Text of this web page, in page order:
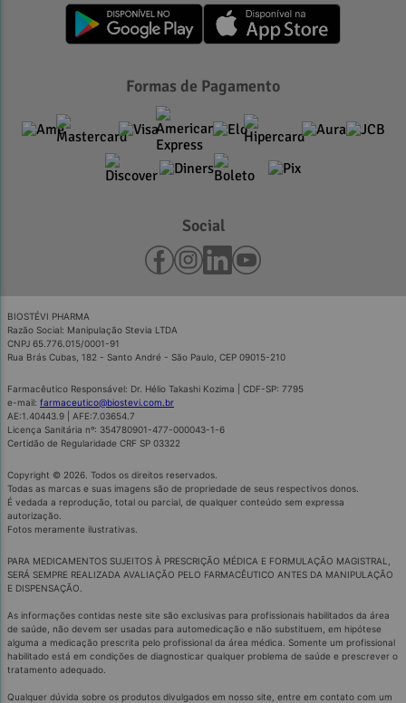
Formas de Pagamento
Social
BIOSTÉVI PHARMA
Razão Social: Manipulação Stevia LTDA
CNPJ 65.776.015/0001-91
Rua Brás Cubas, 182 - Santo André - São Paulo, CEP 09015-210
Farmacêutico Responsável: Dr. Hélio Takashi Kozima | CDF-SP: 7795
e-mail: farmaceutico@biostevi.com.br
AE:1.40443.9 | AFE:7.03654.7
Licença Sanitária nº: 354780901-477-000043-1-6
Certidão de Regularidade CRF SP 03322
Copyright © 2026. Todos os direitos reservados.
Todas as marcas e suas imagens são de propriedade de seus respectivos donos.
É vedada a reprodução, total ou parcial, de qualquer conteúdo sem expressa
autorização.
Fotos meramente ilustrativas.
PARA MEDICAMENTOS SUJEITOS À PRESCRIÇÃO MÉDICA E FORMULAÇÃO MAGISTRAL,
SERÁ SEMPRE REALIZADA AVALIAÇÃO PELO FARMACÊUTICO ANTES DA MANIPULAÇÃO
E DISPENSAÇÃO.
As informações contidas neste site são exclusivas para profissionais habilitados da área
de saúde, não devem ser usadas para automedicação e não substituem, em hipótese
alguma a medicação prescrita pelo profissional da área médica. Somente um profissional
habilitado está em condições de diagnosticar qualquer problema de saúde e prescrever o
tratamento adequado.
Qualquer dúvida sobre os produtos divulgados em nosso site, entre em contato com um